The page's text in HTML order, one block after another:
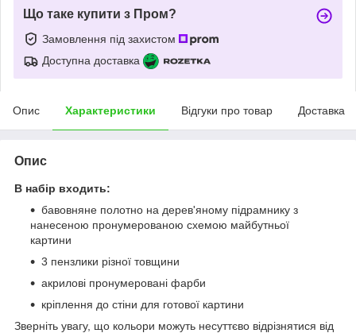
Що таке купити з Пром?
Замовлення під захистом
Доступна доставка
Опис Характеристики Відгуки про товар Доставка
Опис
В набір входить:
бавовняне полотно на дерев'яному підрамнику з
нанесеною пронумерованою схемою майбутньої
картини
3 пензлики різної товщини
акрилові пронумеровані фарби
кріплення до стіни для готової картини
Зверніть увагу, що кольори можуть несуттєво відрізнятися від